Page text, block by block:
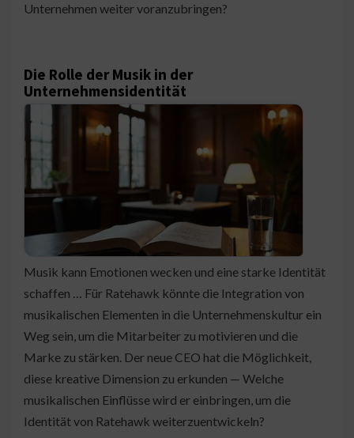
Unternehmen weiter voranzubringen?
Die Rolle der Musik in der
Unternehmensidentität
Musik kann Emotionen wecken und eine starke Identität
schaffen … Für Ratehawk könnte die Integration von
musikalischen Elementen in die Unternehmenskultur ein
Weg sein, um die Mitarbeiter zu motivieren und die
Marke zu stärken. Der neue CEO hat die Möglichkeit,
diese kreative Dimension zu erkunden — Welche
musikalischen Einflüsse wird er einbringen, um die
Identität von Ratehawk weiterzuentwickeln?